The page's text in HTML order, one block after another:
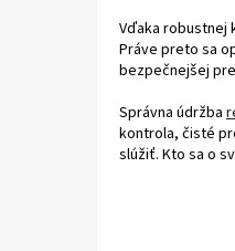
Vďaka robustnej
Práve preto sa
bezpečnejšej
Správna údržba
kontrola, čisté
slúžiť. Kto sa o